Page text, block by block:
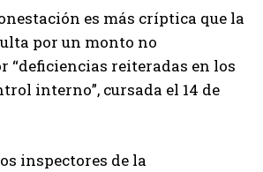
es más críptica que la
por un monto no
“deficiencias reiteradas en los
interno”, cursada el 14 de
inspectores de la